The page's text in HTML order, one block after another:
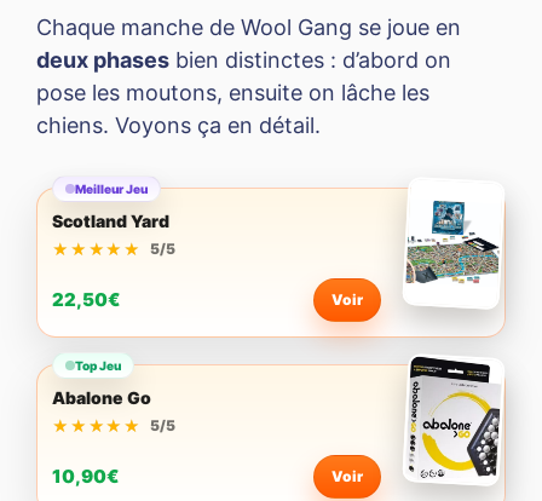
Chaque manche de Wool Gang se joue en
deux phases bien distinctes : d’abord on
pose les moutons, ensuite on lâche les
chiens. Voyons ça en détail.
Meilleur Jeu
Scotland Yard
★★★★★
★★★★★ 5/5
22,50€ Voir
Top Jeu
Abalone Go
★★★★★
★★★★★ 5/5
10,90€ Voir